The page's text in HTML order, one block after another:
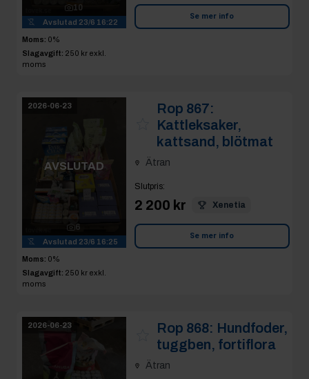
10
Avslutad 23/6 16:22
Moms: 0%
Slagavgift: 250 kr exkl.
moms
Se mer info
2026-06-23
AVSLUTAD
6
Avslutad 23/6 16:25
Moms: 0%
Slagavgift: 250 kr exkl.
moms
Rop 867:
Kattleksaker,
kattsand, blötmat
Ätran
Slutpris:
2 200 kr Xenetia
Se mer info
2026-06-23 Rop 868: Hundfoder,
tuggben, fortiflora
Ätran